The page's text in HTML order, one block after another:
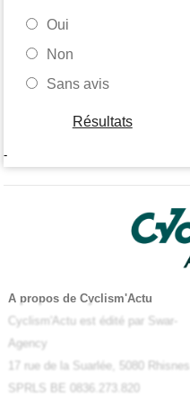
Oui
Non
Sans avis
Résultats
-
A propos de Cyclism'Actu
Cyclism'Actu est édité par Swar-
Agency
17 rue de la Suarlée, 5080 Rhisnes
SPRLS BE 0836.273.820